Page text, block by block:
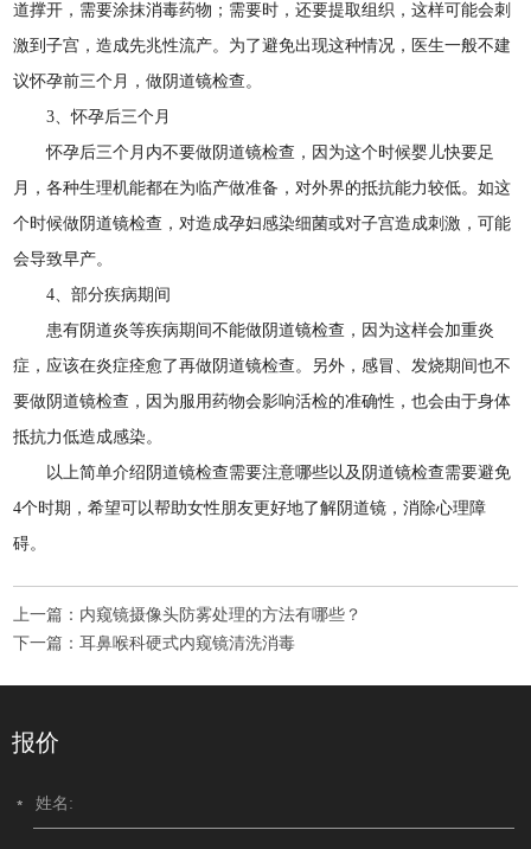
道撑开，需要涂抹消毒药物；需要时，还要提取组织，这样可能会刺
激到子宫，造成先兆性流产。为了避免出现这种情况，医生一般不建
议怀孕前三个月，做阴道镜检查。
3、怀孕后三个月
怀孕后三个月内不要做阴道镜检查，因为这个时候婴儿快要足
月，各种生理机能都在为临产做准备，对外界的抵抗能力较低。如这
个时候做阴道镜检查，对造成孕妇感染细菌或对子宫造成刺激，可能
会导致早产。
4、部分疾病期间
患有阴道炎等疾病期间不能做阴道镜检查，因为这样会加重炎
症，应该在炎症痊愈了再做阴道镜检查。另外，感冒、发烧期间也不
要做阴道镜检查，因为服用药物会影响活检的准确性，也会由于身体
抵抗力低造成感染。
以上简单介绍阴道镜检查需要注意哪些以及阴道镜检查需要避免
4个时期，希望可以帮助女性朋友更好地了解阴道镜，消除心理障
碍。
上一篇： 内窥镜摄像头防雾处理的方法有哪些？
下一篇：耳鼻喉科硬式内窥镜清洗消毒
报价